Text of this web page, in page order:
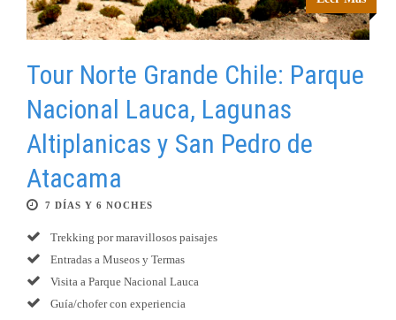
Tour Norte Grande Chile: Parque
Nacional Lauca, Lagunas
Altiplanicas y San Pedro de
Atacama
7 DÍAS Y 6 NOCHES
Trekking por maravillosos paisajes
Entradas a Museos y Termas
Visita a Parque Nacional Lauca
Guía/chofer con experiencia